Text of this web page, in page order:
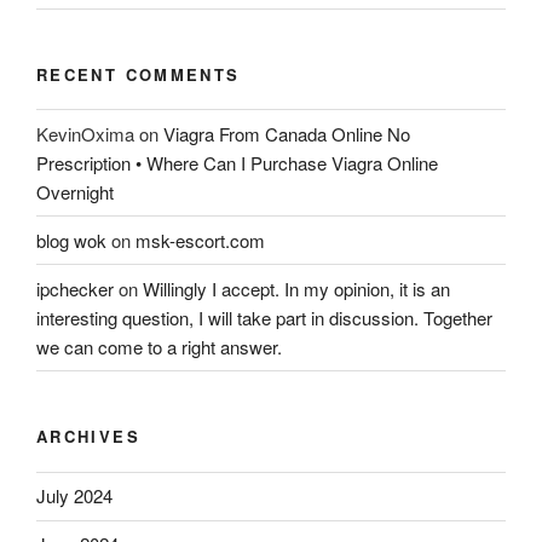
RECENT COMMENTS
KevinOximaonViagra From Canada Online No
Prescription • Where Can I Purchase Viagra Online
Overnight
blog wok on msk-escort.com
ipcheckeronWillingly I accept. In my opinion, it is an
interesting question, I will take part in discussion. Together
we can come to a right answer.
ARCHIVES
July 2024